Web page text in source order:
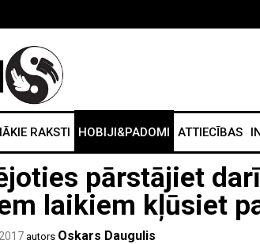
RAKSTI HOBIJI&PADOMI ATTIECĪBAS
pārstājiet
laikiem kļūsiet
autors Oskars Daugulis